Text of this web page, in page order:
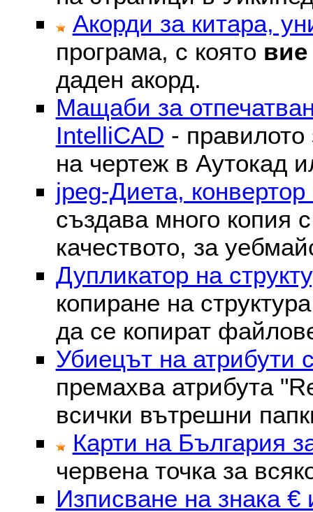
Акорди за китара,
програма, с която вие
даден акорд.
Мащаби за
IntelliCAD -
на чертеж в Аутокад
jpeg-Диета,
създава много копия
качеството, за
Дупликатор на
копиране на
да се копират
Убиецът на атрибути
премахва атрибутa
всички вътрешни
Карти на България
червена точка за
Изписване на знака €